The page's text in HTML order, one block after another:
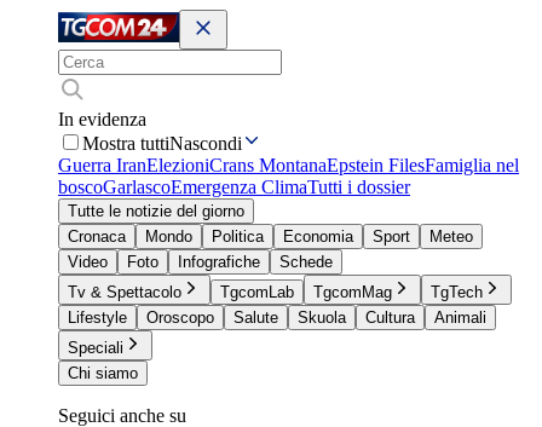
In evidenza
Mostra tuttiNascondi
Guerra IranElezioniCrans MontanaEpstein FilesFamiglia nel
boscoGarlascoEmergenza ClimaTutti i dossier
Tutte le notizie del giorno
Cronaca
Mondo Politica Economia Sport
Meteo
Video
Foto Infografiche
Schede
Tv & Spettacolo
TgcomLab TgcomMag
TgTech
Lifestyle
Oroscopo Salute Skuola Cultura
Animali
Speciali
Chi siamo
Seguici anche su